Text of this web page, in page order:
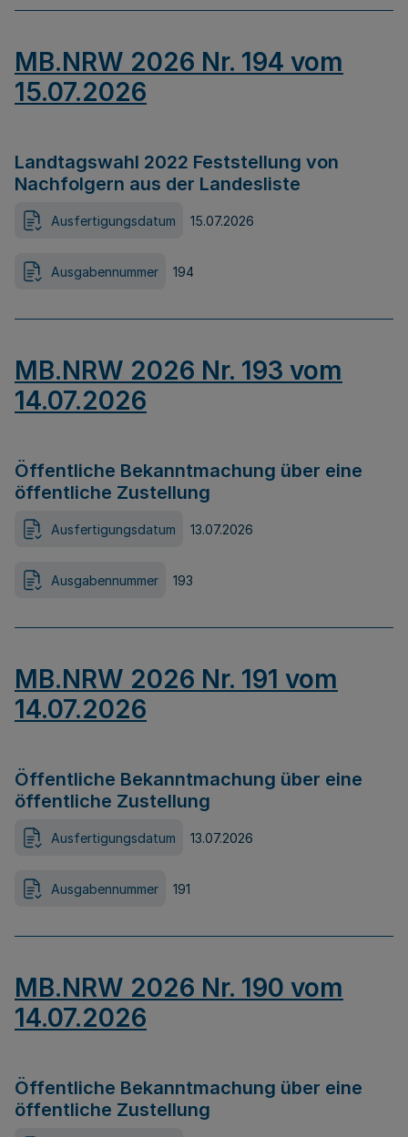
MB.NRW 2026 Nr. 194 vom
15.07.2026
Landtagswahl 2022 Feststellung von
Nachfolgern aus der Landesliste
Ausfertigungsdatum 15.07.2026
Ausgabennummer 194
MB.NRW 2026 Nr. 193 vom
14.07.2026
Öffentliche Bekanntmachung über eine
öffentliche Zustellung
Ausfertigungsdatum 13.07.2026
Ausgabennummer 193
MB.NRW 2026 Nr. 191 vom
14.07.2026
Öffentliche Bekanntmachung über eine
öffentliche Zustellung
Ausfertigungsdatum 13.07.2026
Ausgabennummer 191
MB.NRW 2026 Nr. 190 vom
14.07.2026
Öffentliche Bekanntmachung über eine
öffentliche Zustellung